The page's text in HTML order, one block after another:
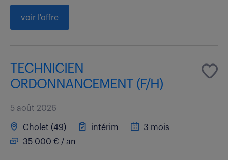
voir l'offre
TECHNICIEN
ORDONNANCEMENT (F/H)
5 août 2026
Cholet (49) intérim
3 mois
35 000 € / an